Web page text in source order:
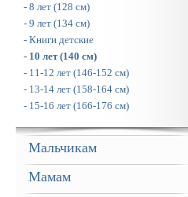
- 8 лет (128 см)
- 9 лет (134 см)
- Книги детские
- 10 лет (140 см)
- 11-12 лет (146-152 см)
- 13-14 лет (158-164 см)
- 15-16 лет (166-176 см)
Мальчикам
Мамам